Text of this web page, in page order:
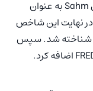
سیاست‌های مالی مانند سیاست پیشنهادی Sahm به عنوان
نهایت این شاخص
و شناخته شد. سپس